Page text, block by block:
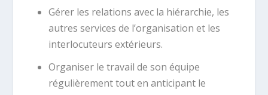
Gérer les relations avec la hiérarchie, les
autres services de l’organisation et les
interlocuteurs extérieurs.
Organiser le travail de son équipe
régulièrement tout en anticipant le